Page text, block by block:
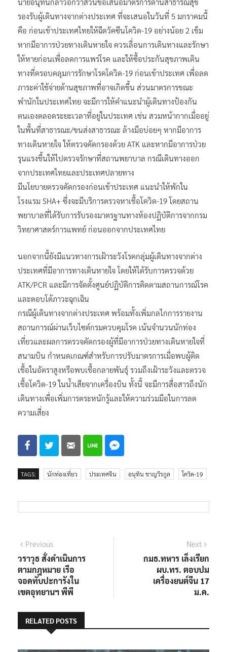
รองรับผู้เดินทางจากต่างประเทศ ที่จะเสนอในวันที่ 5 มกราคมนี้
คือ ก่อนเข้าประเทศไทยให้ฉีดวัคซีนโควิด-19 อย่างน้อย 2 เข็ม
หากมีอาการป่วยทางเดินหายใจ ควรเลื่อนการเดินทางและรักษา
ให้หายก่อนเพื่อลดการแพร่โรค และให้ซื้อประกันสุขภาพเดิน
ทางที่ครอบคลุมการรักษาโรคโควิด-19 ก่อนเข้าประเทศ เพื่อลด
ภาระค่าใช้จ่ายด้านสุขภาพที่อาจเกิดขึ้น ส่วนมาตรการขณะ
พำนักในประเทศไทย จะมีการให้คำแนะนำผู้เดินทางป้องกัน
ตนเองตลอดระยะเวลาที่อยู่ในประเทศ เช่น สวมหน้ากากเมื่ออยู่
ในพื้นที่สาธารณะ/ขนส่งสาธารณะ ล้างมือบ่อยๆ หากมีอาการ
ทางเดินหายใจ ให้ตรวจคัดกรองด้วย ATK และหากมีอาการป่วย
รุนแรงขึ้นให้ไปตรวจรักษาที่สถานพยาบาล กรณีเดินทางออก
จากประเทศไทยและประเทศปลายทาง
มีนโยบายตรวจคัดกรองก่อนเข้าประเทศ แนะนำให้พักใน
โรงแรม SHA+ ซึ่งจะมีบริการตรวจหาเชื้อโควิด-19 โดยสถาน
พยาบาลที่ได้รับการรับรองมาตรฐานทางห้องปฏิบัติการจากกรม
วิทยาศาสตร์การแพทย์ ก่อนออกจากประเทศไทย
นอกจากนี้ยังมีแนวทางการเฝ้าระวังโรคกลุ่มผู้เดินทางจากต่าง
ประเทศที่มีอาการทางเดินหายใจ โดยให้ได้รับการตรวจด้วย
ATK/PCR และมีการจัดตั้งศูนย์ปฏิบัติการติดตามสถานการณ์โรค
และตอบโต้ภาวะฉุกเฉิน
กรณีผู้เดินทางจากต่างประเทศ พร้อมทั้งเพิ่มกลไกการรายงาน
สถานการณ์ผ่านเว็บไซต์กรมควบคุมโรค เน้นจำนวนนักท่อง
เที่ยวและผลการตรวจคัดกรองผู้ที่มีอาการป่วยทางเดินหายใจที่
สนามบิน กำหนดเกณฑ์สำหรับการปรับมาตรการเมื่อพบผู้ติด
เชื้อในอัตราสูงหรือพบเชื้อกลายพันธุ์ รวมถึงเฝ้าระวังและตรวจ
เชื้อโควิด-19 ในน้ำเสียจากเครื่องบิน ทั้งนี้ จะมีการสื่อสารถึงนัก
เดินทางเพื่อเพิ่มการตระหนักรู้และให้ความร่วมมือในการลด
ความเสี่ยง
TAGS: นักท่องเที่ยว ประเทศจีน อนุทิน ชาญวีรกูล โควิด-19
แนะแนว
เรื่อง
PreviousPrevious
post:
วราวุธ สั่งดำเนินการ
ตามกฎหมาย เรือ
จอดทับปะการังใน
เขตอุทยานฯ พีพี
Next
กมธ.ทหาร เล็งเรียก
ผบ.ทร. ตอบปม
เครื่องยนต์จีน 17
ม.ค.
RELATED POSTS